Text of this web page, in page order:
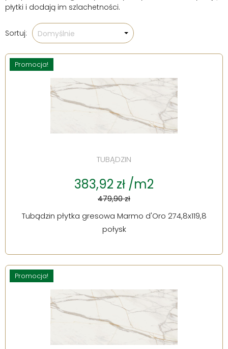
płytki i dodają im szlachetności.
Sortuj: Domyślnie
Promocja!
TUBĄDZIN
383,92 zł /m2
479,90 zł
Tubądzin płytka gresowa Marmo d'Oro 274,8x119,8
połysk
Promocja!